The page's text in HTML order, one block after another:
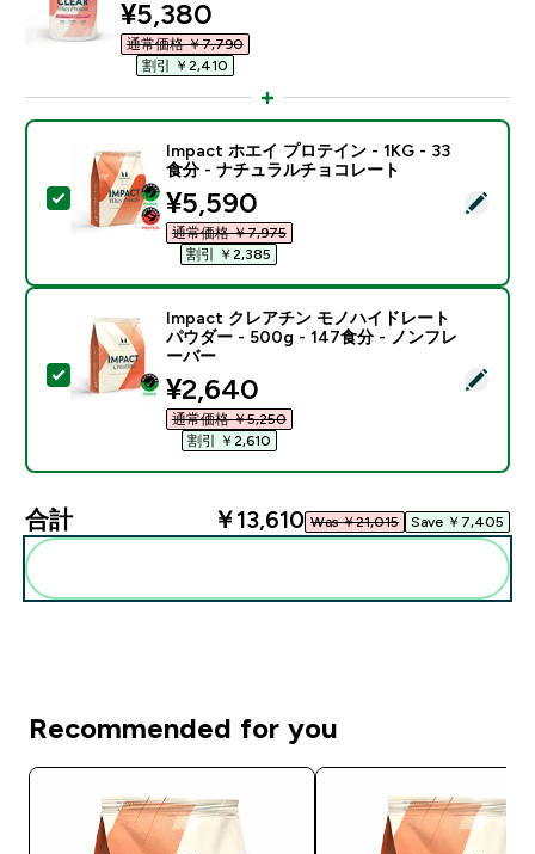
discounted price
¥5,380‎
通常価格 ￥7,790‎
割引 ￥2,410‎
この商品を選択 - Impact ホエイ プロテイン - 1KG -
Impact ホエイ プロテイン - 1KG - 33
食分 - ナチュラルチョコレート
discounted price
¥5,590‎
通常価格 ￥7,975‎
割引 ￥2,385‎
この商品を選択 - Impact クレアチン モノハイドレ
Impact クレアチン モノハイドレート
パウダー - 500g - 147食分 - ノンフレ
ーバー
discounted price
¥2,640‎
通常価格 ￥5,250‎
割引 ￥2,610‎
合計 ￥13,610‎ Was ￥21,015‎ Save ￥7,405‎
Recommended for you